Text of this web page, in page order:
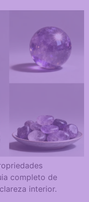
completo de
interior.